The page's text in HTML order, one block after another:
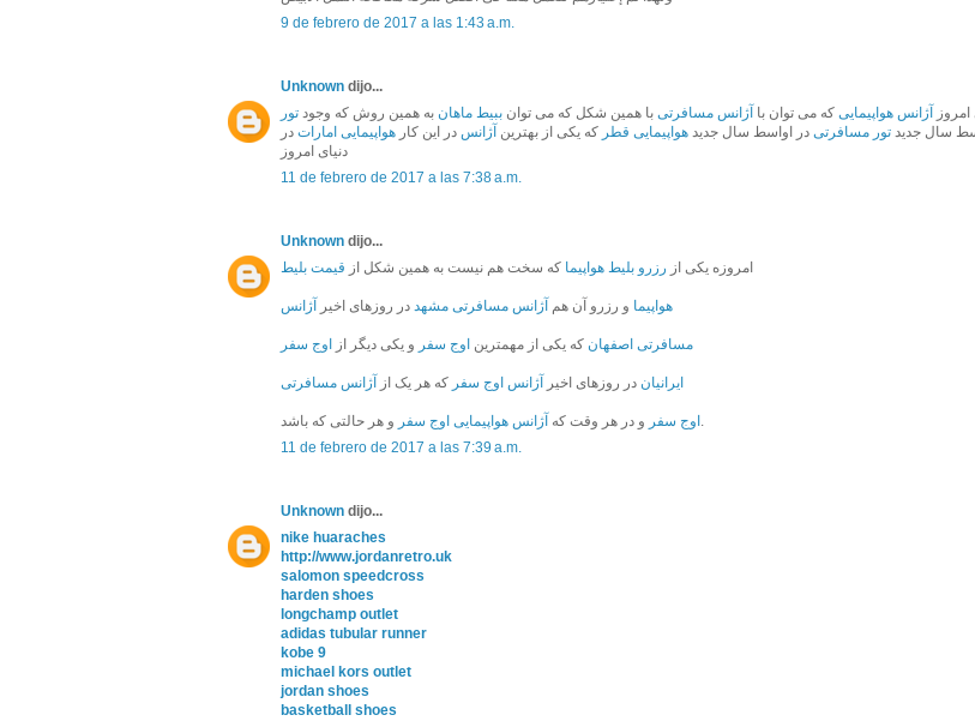
9 de febrero de 2017 a las 1:43 a.m.
Unknown dijo...
امروز
آژانس هواپیمایی که می توان با آژانس مسافرتی با همین شکل که می توان ببیط ماهان به همین روش که وجود تور
سال جدید تور مسافرتی در اواسط سال جدید هواپیمایی قطر که یکی از بهترین آژانس در این کار هواپیمایی امارات در
دنیای امروز
11 de febrero de 2017 a las 7:38 a.m.
Unknown dijo...
امروزه یکی از رزرو بلیط هواپیما که سخت هم نیست به همین شکل از قیمت بلیط
هواپیما و رزرو آن هم آژانس مسافرتی مشهد در روزهای اخیر آژانس
مسافرتی اصفهان که یکی از مهمترین اوج سفر و یکی دیگر از اوج سفر
ایرانیان در روزهای اخیر آژانس اوج سفر که هر یک از آژانس مسافرتی
اوج سفر و در هر وقت که آژانس هواپیمایی اوج سفر
و هر حالتی که باشد.
11 de febrero de 2017 a las 7:39 a.m.
Unknown dijo...
nike huaraches
http://www.jordanretro.uk
salomon speedcross
harden shoes
longchamp outlet
adidas tubular runner
kobe 9
michael kors outlet
jordan shoes
basketball shoes